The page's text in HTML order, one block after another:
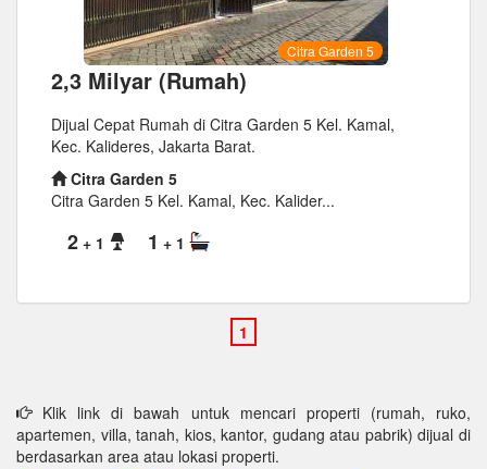
Citra Garden 5
2,3 Milyar (Rumah)
Dijual Cepat Rumah di Citra Garden 5 Kel. Kamal,
Kec. Kalideres, Jakarta Barat.
Citra Garden 5
Citra Garden 5 Kel. Kamal, Kec. Kalider...
2 + 1 1 + 1
Klik link di bawah untuk mencari properti (rumah, ruko,
apartemen, villa, tanah, kios, kantor, gudang atau pabrik) dijual di
berdasarkan area atau lokasi properti.